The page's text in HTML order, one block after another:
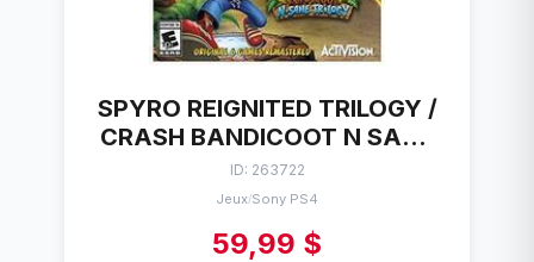
SPYRO REIGNITED TRILOGY /
CRASH BANDICOOT N SANE
TRILOGY SONY PS4
ID: 263722
Jeux/Sony PS4
59,99 $